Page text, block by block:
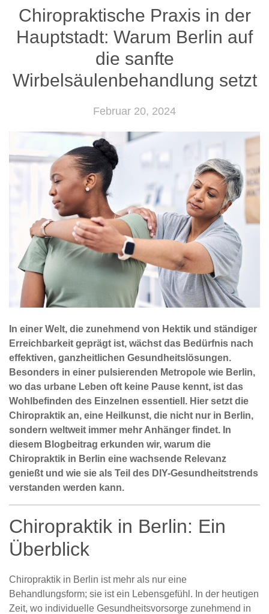
Chiropraktische Praxis in der
Hauptstadt: Warum Berlin auf
die sanfte
Wirbelsäulenbehandlung setzt
Februar 20, 2024
In einer Welt, die zunehmend von Hektik und ständiger
Erreichbarkeit geprägt ist, wächst das Bedürfnis nach
effektiven, ganzheitlichen Gesundheitslösungen.
Besonders in einer pulsierenden Metropole wie Berlin,
wo das urbane Leben oft keine Pause kennt, ist das
Wohlbefinden des Einzelnen essentiell. Hier setzt die
Chiropraktik an, eine Heilkunst, die nicht nur in Berlin,
sondern weltweit immer mehr Anhänger findet. In
diesem Blogbeitrag erkunden wir, warum die
Chiropraktik in Berlin eine wachsende Relevanz
genießt und wie sie als Teil des DIY-Gesundheitstrends
verstanden werden kann.
Chiropraktik in Berlin: Ein
Überblick
Chiropraktik in Berlin ist mehr als nur eine
Behandlungsform; sie ist ein Lebensgefühl. In der heutigen
Zeit, wo individuelle Gesundheitsvorsorge zunehmend in